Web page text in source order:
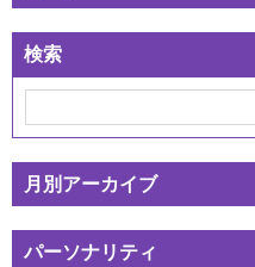
検索
月別アーカイブ
パーソナリティ